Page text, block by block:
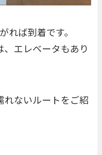
れば到着です。
エレベータもあり
れないルートをご紹